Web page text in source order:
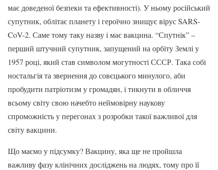
має доведеної безпеки та ефективності). У ньому російський
супутник, облітає планету і героїчно знищує вірус SARS-
CoV-2. Саме тому таку назву і має вакцина. “Спутнік” –
перший штучний супутник, запущений на орбіту Землі у
1957 році, який став символом могутності СССР. Така собі
ностальгія та звернення до совєцького минулого, аби
пробудити патріотизм у громадян, і тикнути в обличчя
всьому світу свою начебто неймовірну наукову
спроможність у перегонах з розробки такої важливої для
світу вакцини.
Що маємо у підсумку? Вакцину, яка ще не пройшла
важливу фазу клінічних досліджень на людях, тому про її